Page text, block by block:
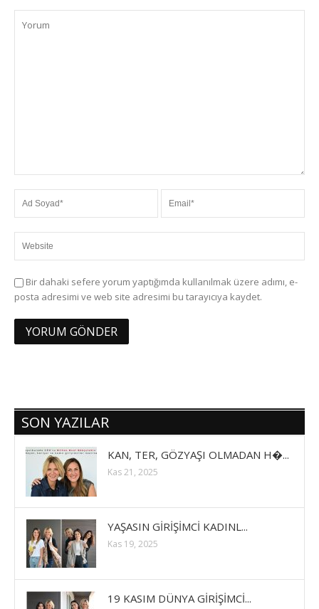
Bir dahaki sefere yorum yaptığımda kullanılmak üzere adımı, e-
posta adresimi ve web site adresimi bu tarayıcıya kaydet.
SON YAZILAR
KAN, TER, GÖZYAŞI OLMADAN H�...
Kas 21, 2025
YAŞASIN GİRİŞİMCİ KADINL...
Kas 19, 2025
19 KASIM DÜNYA GİRİŞİMCİ...